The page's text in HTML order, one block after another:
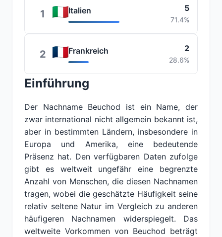
1 Italien 5
71.4%
2 Frankreich 2
28.6%
Einführung
Der Nachname Beuchod ist ein Name, der
zwar international nicht allgemein bekannt ist,
aber in bestimmten Ländern, insbesondere in
Europa und Amerika, eine bedeutende
Präsenz hat. Den verfügbaren Daten zufolge
gibt es weltweit ungefähr eine begrenzte
Anzahl von Menschen, die diesen Nachnamen
tragen, wobei die geschätzte Häufigkeit seine
relativ seltene Natur im Vergleich zu anderen
häufigeren Nachnamen widerspiegelt. Das
weltweite Vorkommen von Beuchod beträgt